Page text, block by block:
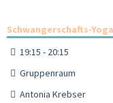
Schwangerschafts-
19:15 - 20:15
Gruppenraum
Antonia Krebser